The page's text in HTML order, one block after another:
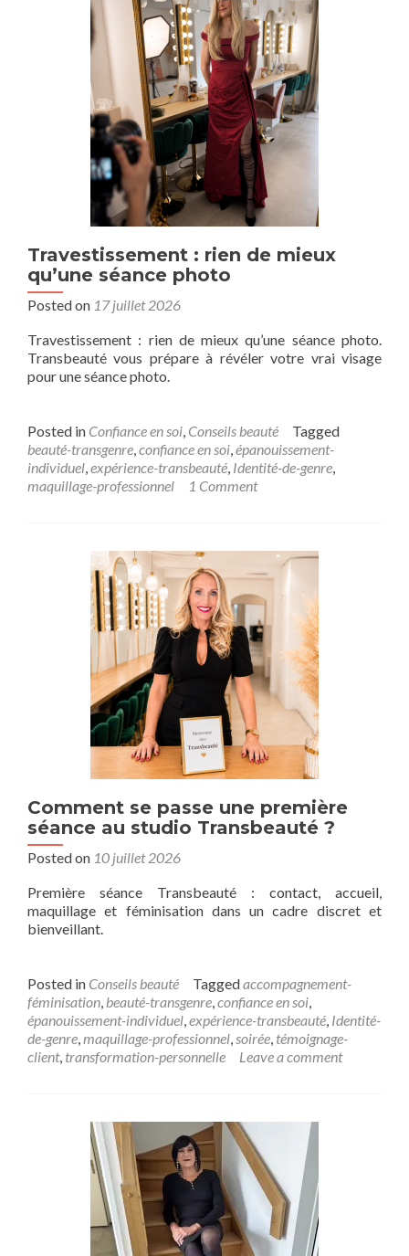
Travestissement : rien de mieux
qu’une séance photo
Posted on 17 juillet 2026
Travestissement : rien de mieux qu’une séance photo.
Transbeauté vous prépare à révéler votre vrai visage
pour une séance photo.
Posted in Confiance en soi, Conseils beauté
Tagged
beauté-transgenre,confiance en soi,épanouissement-
individuel,expérience-transbeauté, Identité-de-genre,
maquillage-professionnel
1 Comment
Comment se passe une première
séance au studio Transbeauté ?
Posted on 10 juillet 2026
Première séance Transbeauté : contact, accueil,
maquillage et féminisation dans un cadre discret et
bienveillant.
Posted in Conseils beauté Taggedaccompagnement-
féminisation, beauté-transgenre,confiance en soi,
épanouissement-individuel,expérience-transbeauté, Identité-
de-genre,maquillage-professionnel,soirée, témoignage-
client, transformation-personnelle Leave a comment